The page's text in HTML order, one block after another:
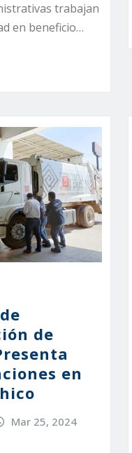
trabajan
en beneficio…
de
en
Mar 25, 2024